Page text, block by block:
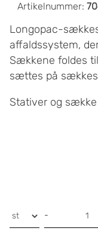
Artikelnummer:
Longopac-
affaldssystem,
Sækkene foldes
sættes på
Stativer og
-